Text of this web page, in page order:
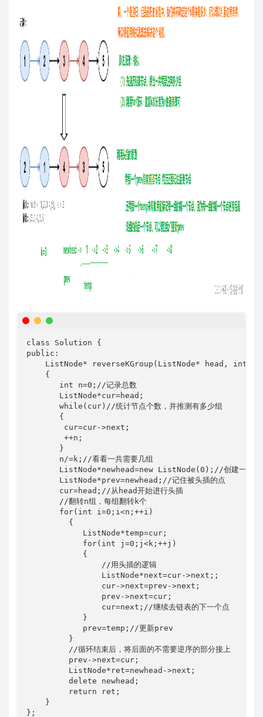
class Solution {
public:
ListNode* reverseKGroup(ListNode* head, int
    {
       int n=0;//记录总数
       ListNode*cur=head;
       while(cur)//统计节点个数，并推测有多少组
       {
        cur=cur->next;
        ++n;
       }
       n/=k;//看看一共需要几组
ListNode*newhead=new ListNode(0);//创建一个哨
       ListNode*prev=newhead;//记住被头插的点
       cur=head;//从head开始进行头插
       //翻转n组，每组翻转k个
       for(int i=0;i<n;++i)
         {
            ListNode*temp=cur;
            for(int j=0;j<k;++j)
            {
                //用头插的逻辑
                ListNode*next=cur->next;;
                cur->next=prev->next;
                prev->next=cur;
                cur=next;//继续去链表的下一个点
            }
            prev=temp;//更新prev
         }
         //循环结束后，将后面的不需要逆序的部分接上
         prev->next=cur;
         ListNode*ret=newhead->next;
         delete newhead;
         return ret;
    }
};